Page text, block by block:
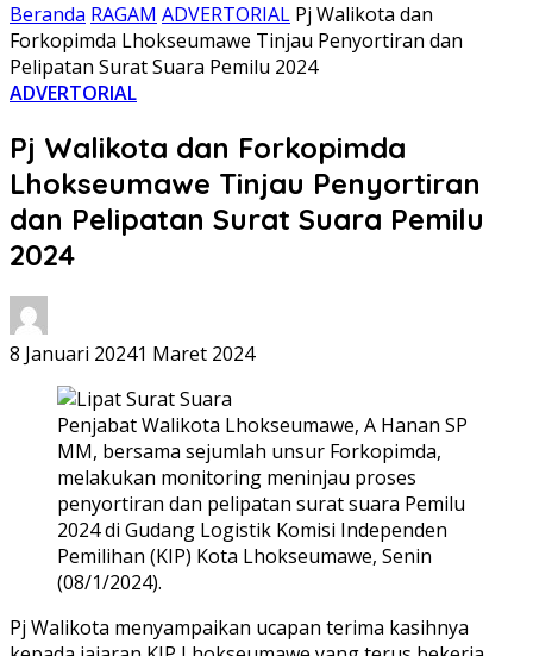
Beranda RAGAM ADVERTORIAL Pj Walikota dan
Forkopimda Lhokseumawe Tinjau Penyortiran dan
Pelipatan Surat Suara Pemilu 2024
ADVERTORIAL
Pj Walikota dan Forkopimda
Lhokseumawe Tinjau Penyortiran
dan Pelipatan Surat Suara Pemilu
2024
8 Januari 20241 Maret 2024
Penjabat Walikota Lhokseumawe, A Hanan SP
MM, bersama sejumlah unsur Forkopimda,
melakukan monitoring meninjau proses
penyortiran dan pelipatan surat suara Pemilu
2024 di Gudang Logistik Komisi Independen
Pemilihan (KIP) Kota Lhokseumawe, Senin
(08/1/2024).
Pj Walikota menyampaikan ucapan terima kasihnya